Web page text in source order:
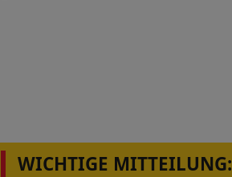
WICHTIGE MITTEILUNG: